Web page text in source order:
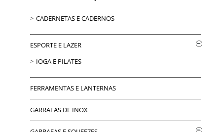
CADERNETAS E CADERNOS
ESPORTE E LAZER
IOGA E PILATES
FERRAMENTAS E LANTERNAS
GARRAFAS DE INOX